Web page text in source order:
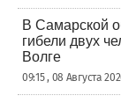
В Самарской
гибели двух
Волге
09:15 , 08 Августа